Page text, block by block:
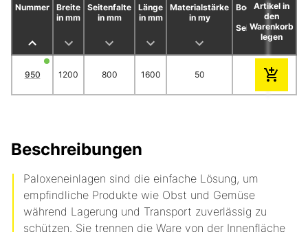
Nummer
Breite
in mm
Seitenfalte
in mm
Länge
in mm
Materialstärke
in my
Bodennaht
(BN)
Seitennaht
(SN)
Artikel in
den
Warenkorb
legen
950 1200 800 1600 50
Beschreibungen
Paloxeneinlagen sind die einfache Lösung, um
empfindliche Produkte wie Obst und Gemüse
während Lagerung und Transport zuverlässig zu
schützen. Sie trennen die Ware von der Innenfläche